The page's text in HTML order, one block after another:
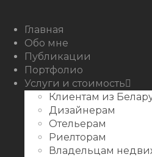
Главная
Обо мне
Публикации
Портфолио
Услуги и стоимость
Клиентам из
Дизайнерам
Отельерам
Риелторам
Владельцам